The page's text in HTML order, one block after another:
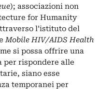
); associazioni non
for Humanity
l’istituto del
Mobile HIV/AIDS Health
si possa offrire una
per rispondere alle
siano esse
temporanei per